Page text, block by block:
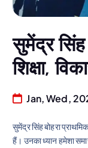
सुमेंद्र सिंह
शिक्षा,
Jan, Wed,
सुमेंद्र सिंह बोहरा
हैं। उनका ध्यान हमेशा